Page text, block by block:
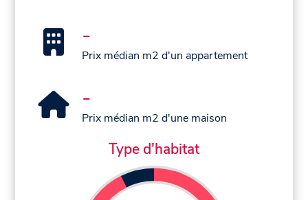
-
Prix médian m2 d'un appartement
-
Prix médian m2 d'une maison
Type d'habitat